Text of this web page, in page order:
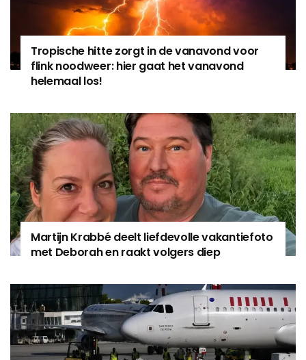
Tropische hitte zorgt in de vanavond voor
flink noodweer: hier gaat het vanavond
helemaal los!
Martijn Krabbé deelt liefdevolle vakantiefoto
met Deborah en raakt volgers diep